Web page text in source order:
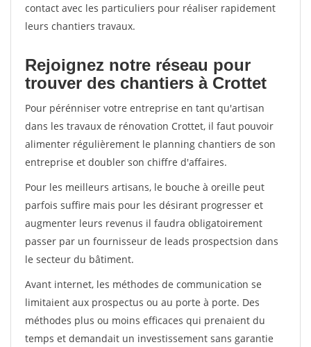
contact avec les particuliers pour réaliser rapidement
leurs chantiers travaux.
Rejoignez notre réseau pour
trouver des chantiers à Crottet
Pour pérénniser votre entreprise en tant qu'artisan
dans les travaux de rénovation Crottet, il faut pouvoir
alimenter régulièrement le planning chantiers de son
entreprise et doubler son chiffre d'affaires.
Pour les meilleurs artisans, le bouche à oreille peut
parfois suffire mais pour les désirant progresser et
augmenter leurs revenus il faudra obligatoirement
passer par un fournisseur de leads prospectsion dans
le secteur du bâtiment.
Avant internet, les méthodes de communication se
limitaient aux prospectus ou au porte à porte. Des
méthodes plus ou moins efficaces qui prenaient du
temps et demandait un investissement sans garantie